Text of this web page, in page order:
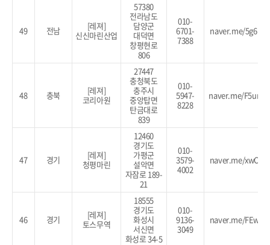
49 전남
[레져]
신신마린산업
57380
전라남도
담양군
대덕면
창평현로
806
010-
6701-
7388
naver.me/
48 충북
[레져]
코리아원
27447
충청북도
충주시
중앙탑면
탄금대로
839
010-
5947-
8228
naver.me/
47 경기
[레져]
청평마린
12460
경기도
가평군
설악면
자잠로 189-
21
010-
3579-
4002
naver.me/
46 경기
[레져]
토스무역
18555
경기도
화성시
서신면
화성로 34-5
010-
9136-
3049
naver.me/